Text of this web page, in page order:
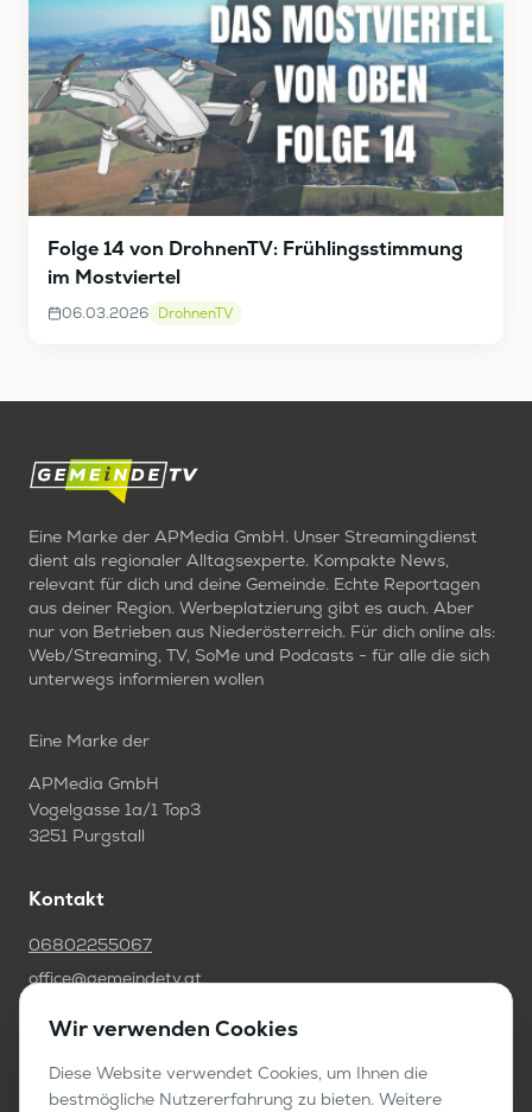
Folge 14 von DrohnenTV: Frühlingsstimmung
im Mostviertel
06.03.2026 DrohnenTV
Eine Marke der APMedia GmbH. Unser Streamingdienst
dient als regionaler Alltagsexperte. Kompakte News,
relevant für dich und deine Gemeinde. Echte Reportagen
aus deiner Region. Werbeplatzierung gibt es auch. Aber
nur von Betrieben aus Niederösterreich. Für dich online als:
Web/Streaming, TV, SoMe und Podcasts - für alle die sich
unterwegs informieren wollen
Eine Marke der
APMedia GmbH
Vogelgasse 1a/1 Top3
3251 Purgstall
Kontakt
06802255067
office@gemeindetv.at
FAQ
IMPRESSUM
DATENSCHUTZ
Wir verwenden Cookies
Diese Website verwendet Cookies, um Ihnen die
bestmögliche Nutzererfahrung zu bieten. Weitere